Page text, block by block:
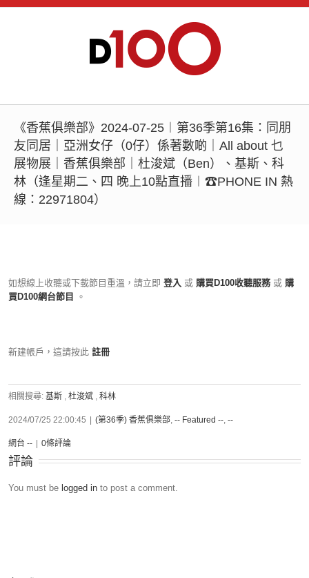
《香蕉俱樂部》2024-07-25︱第36季第16集：同朋
友同居｜亞洲女仔（0仔）係著數啲｜All about 乜
展物展｜香蕉俱樂部｜杜浚斌（Ben）、基斯、科
林（逢星期二、四 晚上10點直播︱☎PHONE IN 熱
線：22971804）
如想線上收聽或下載節目重溫，請立即 登入 或 購買D100收聽服務 或 購
買D100網台節目
。
新建帳戶，這請按此 註冊
相關搜尋: 基斯 , 杜浚斌 , 科林
2024/07/25 22:00:45 (第36季) 香蕉俱樂部, -- Featured --, --
網台 -- 0條評論
評論
You must be logged in to post a comment.